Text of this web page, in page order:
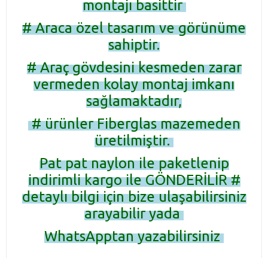
montajı basittir
# Araca özel tasarım ve görünüme
sahiptir.
# Araç gövdesini kesmeden zarar
vermeden kolay montaj imkanı
sağlamaktadır,
# ürünler Fiberglas mazemeden
üretilmiştir.
Pat pat naylon ile paketlenip
indirimli kargo ile GÖNDERİLİR #
detaylı bilgi için bize ulaşabilirsiniz
arayabilir yada
WhatsApptan yazabilirsiniz